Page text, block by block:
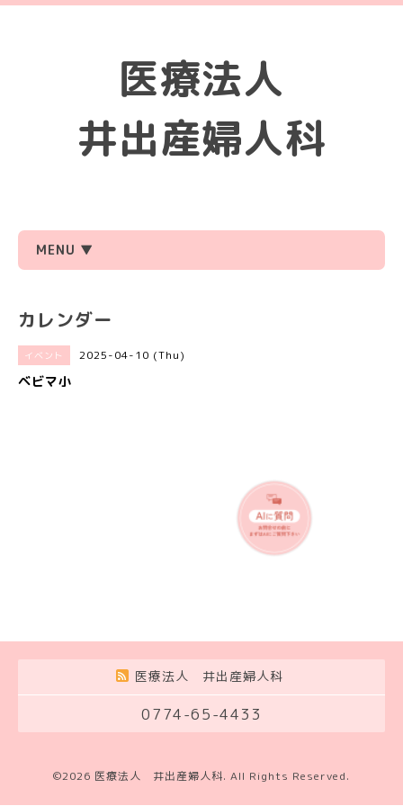
医療法人
井出産婦人科
MENU ▼
カレンダー
イベント 2025-04-10 (Thu)
ベビマ小
医療法人 井出産婦人科
0774-65-4433
©2026 医療法人 井出産婦人科. All Rights Reserved.